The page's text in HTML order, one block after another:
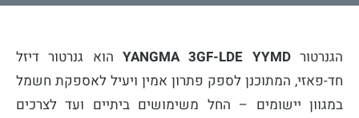
הגנרטורYANGMA 3GF-LDE YYMD הוא גנרטור דיזל
חד-פאזי, המתוכנן לספק פתרון אמין ויעיל לאספקת חשמל
במגוון יישומים – החל משימושים ביתיים ועד לצרכים